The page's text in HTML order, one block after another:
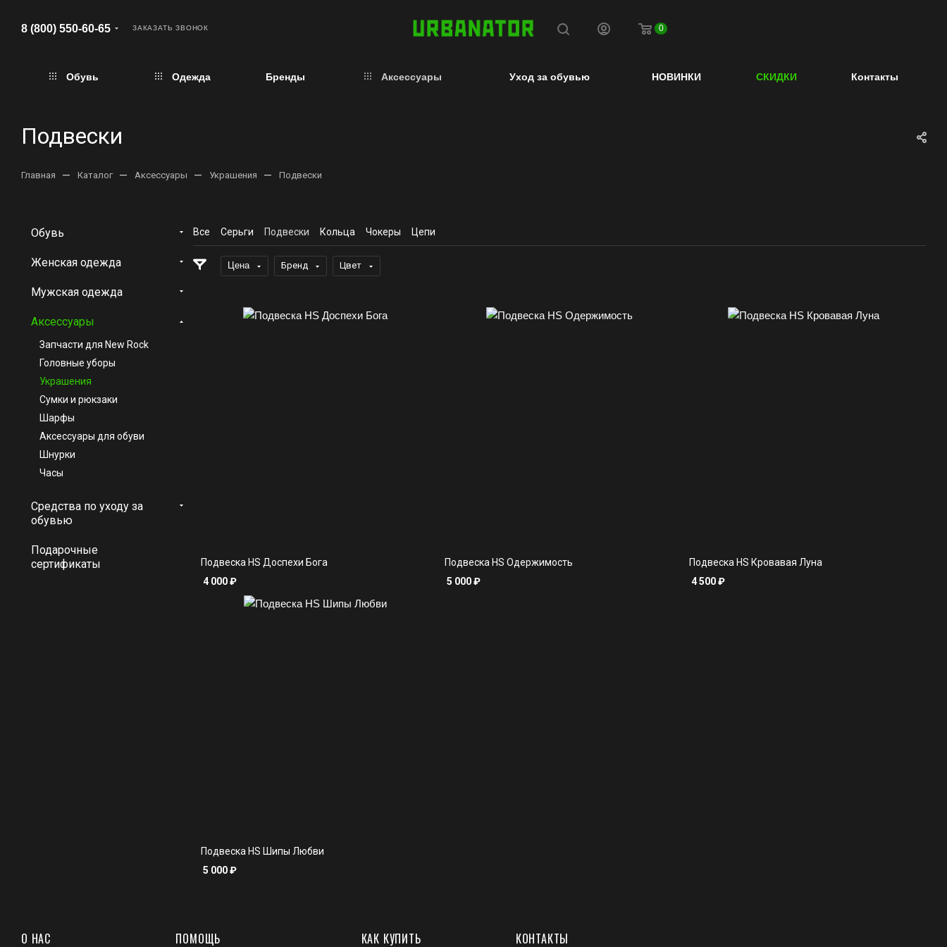
8 (800) 550-60-65 ЗАКАЗАТЬ ЗВОНОК 0
Обувь Одежда Бренды Аксессуары Уход за обувью НОВИНКИ СКИДКИ Контакты
Подвески
Главная — Каталог — Аксессуары — Украшения — Подвески
Все Серьги Подвески Кольца Чокеры Цепи
Цена Бренд Цвет
Подвеска HS Доспехи Бога
4 000₽
Подвеска HS Одержимость
5 000₽
Подвеска HS Кровавая Луна
4 500₽
Подвеска HS Шипы Любви
5 000₽
Обувь
Женская одежда
Мужская одежда
Аксессуары
Запчасти для New Rock
Головные уборы
Украшения
Сумки и рюкзаки
Шарфы
Аксессуары для обуви
Шнурки
Часы
Средства по уходу за
обувью
Подарочные
сертификаты
О НАС ПОМОЩЬ КАК КУПИТЬ КОНТАКТЫ